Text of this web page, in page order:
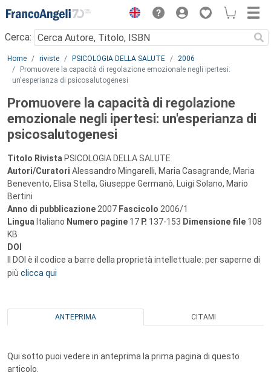
Menu
Cerca:
Main content
Home riviste PSICOLOGIA DELLA SALUTE
2006
Promuovere la capacità di regolazione emozionale negli ipertesi:
un'esperianza di psicosalutogenesi
Promuovere la capacità di regolazione
emozionale negli ipertesi: un'esperianza di
psicosalutogenesi
Titolo Rivista PSICOLOGIA DELLA SALUTE
Autori/Curatori Alessandro Mingarelli, Maria Casagrande, Maria
Benevento, Elisa Stella, Giuseppe Germanò, Luigi Solano, Mario
Bertini
Anno di pubblicazione 2007 Fascicolo 2006/1
Lingua Italiano Numero pagine 17 P. 137-153 Dimensione file 108
KB
DOI
Il DOI è il codice a barre della proprietà intellettuale: per saperne di
più clicca qui
ANTEPRIMA CITAMI
Qui sotto puoi vedere in anteprima la prima pagina di questo
articolo.